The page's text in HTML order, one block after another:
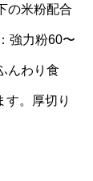
の米粉配合
強力粉60〜
んわり食
す。厚切り